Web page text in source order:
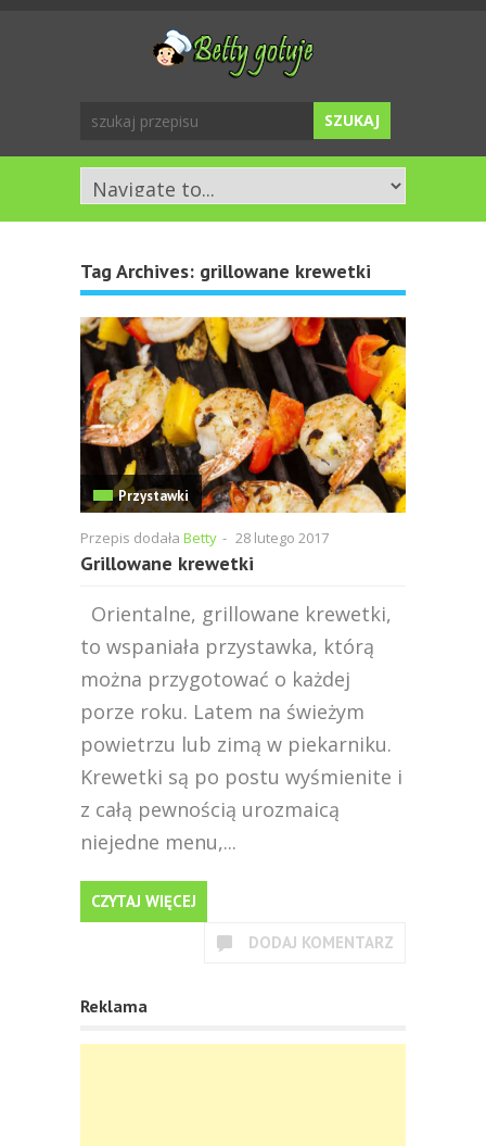
Tag Archives: grillowane krewetki
Przystawki
Przepis dodała Betty - 28 lutego 2017
Grillowane krewetki
Orientalne, grillowane krewetki,
to wspaniała przystawka, którą
można przygotować o każdej
porze roku. Latem na świeżym
powietrzu lub zimą w piekarniku.
Krewetki są po postu wyśmienite i
z całą pewnością urozmaicą
niejedne menu,...
CZYTAJ WIĘCEJ
DODAJ KOMENTARZ
Reklama